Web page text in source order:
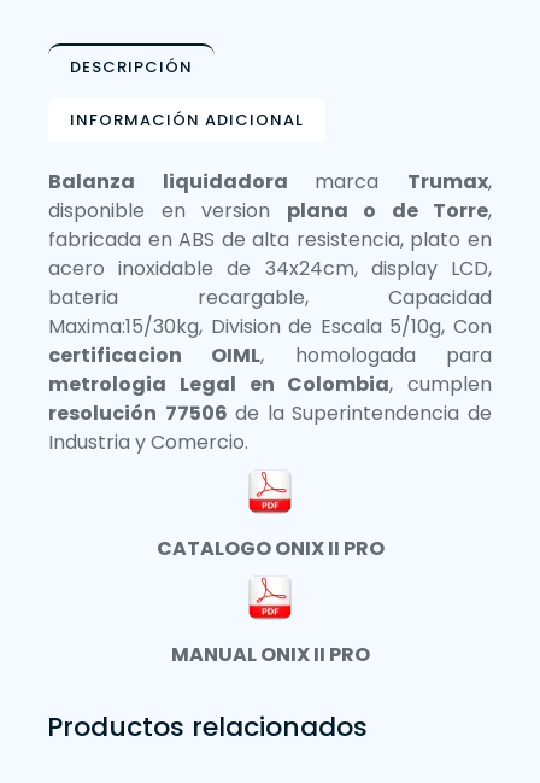
DESCRIPCIÓN
INFORMACIÓN ADICIONAL
Balanza liquidadora marca Trumax,
disponible en version plana o de Torre,
fabricada en ABS de alta resistencia, plato en
acero inoxidable de 34x24cm, display LCD,
bateria recargable, Capacidad
Maxima:15/30kg, Division de Escala 5/10g, Con
certificacion OIML, homologada para
metrologia Legal en Colombia, cumplen
resolución 77506 de la Superintendencia de
Industria y Comercio.
CATALOGO ONIX II PRO
MANUAL ONIX II PRO
Productos relacionados